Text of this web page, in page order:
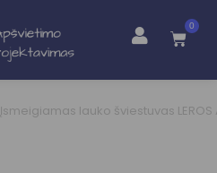
0
Įsmeigiamas lauko šviestuvas LEROS